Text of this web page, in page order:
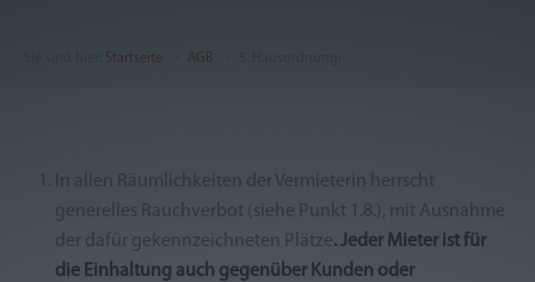
Office, Praxis und Seminar
FAQ
Impressum
Startseite AGB
In allen Räumlichkeiten der Vermieterin herrscht
generelles Rauchverbot (siehe Punkt 1.8.), mit Ausnahme
der dafür gekennzeichneten Plätze. Jeder Mieter ist für
die Einhaltung auch gegenüber Kunden oder